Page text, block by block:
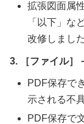
拡張図面属
「以下」な
改修しました
3. ［ファイル］
PDF保存で
示される不
PDF保存で